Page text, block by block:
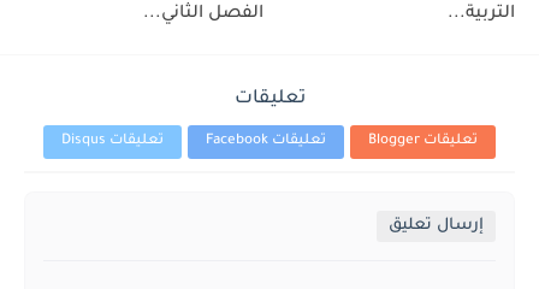
التربية...
الفصل الثاني...
تعليقات
تعليقات Blogger تعليقات Facebook تعليقات Disqus
إرسال تعليق